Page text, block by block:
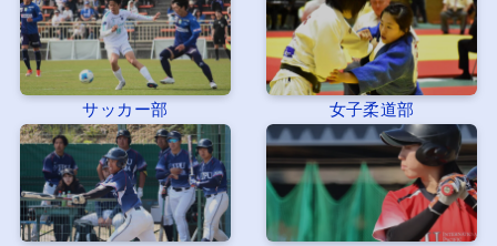
サッカー部 女子柔道部